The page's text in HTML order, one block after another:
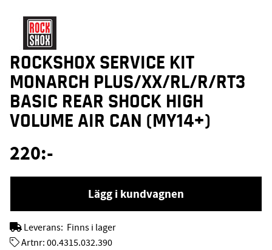
ROCKSHOX SERVICE KIT
MONARCH PLUS/XX/RL/R/RT3
BASIC REAR SHOCK HIGH
VOLUME AIR CAN (MY14+)
220:-
Lägg i kundvagnen
Leverans: Finns i lager
Artnr: 00.4315.032.390